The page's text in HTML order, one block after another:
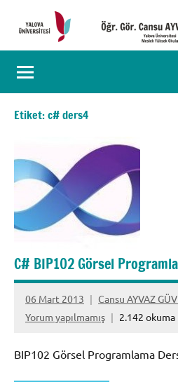
Öğr.
Gör.
Cansu
GÜVEN
Web
Sayfası
Etiket:c# ders4
C# BIP102 Görsel
06 Mart 2013
Cansu AYVAZ
Yorum yapılmamış
2.142 okuma
BIP102 Görsel Programlama